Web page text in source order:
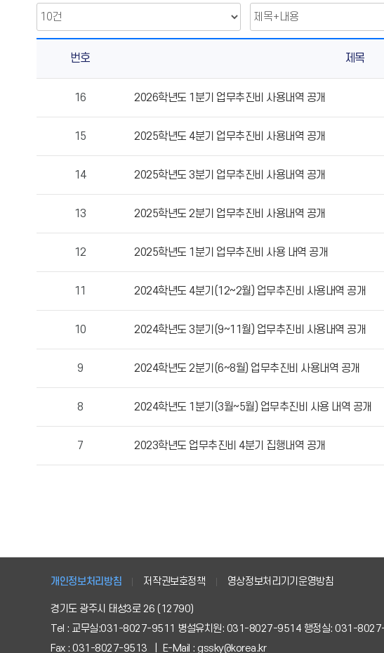
추
비
제
일,
회
수
번호 제목
16 2026학년도 1분기 업무추진비 사용내역 공개
15 2025학년도 4분기 업무추진비 사용내역 공개
14 2025학년도 3분기 업무추진비 사용내역 공개
13 2025학년도 2분기 업무추진비 사용내역 공개
12 2025학년도 1분기 업무추진비 사용 내역 공개
11 2024학년도 4분기(12~2월) 업무추진비 사용내역 공개
10 2024학년도 3분기(9~11월) 업무추진비 사용내역 공개
9 2024학년도 2분기(6~8월) 업무추진비 사용내역 공개
8 2024학년도 1분기(3월~5월) 업무추진비 사용 내역 공개
7 2023학년도 업무추진비 4분기 집행내역 공개
개인정보처리방침 저작권보호정책 영상정보처리기기운영방침
경기도 광주시 태성3로 26 (12790)
Tel : 교무실:031-8027-9511 병설유치원: 031-8027-9514 행정실: 031-
Fax : 031-8027-9513 | E-Mail : gssky@korea.kr